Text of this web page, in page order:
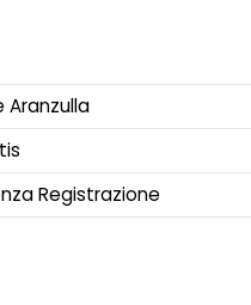
Aranzulla
Registrazione